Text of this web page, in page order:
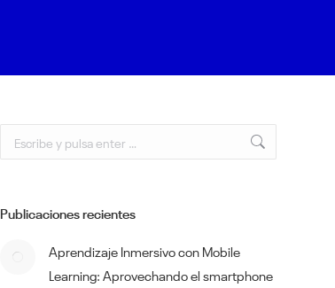
Buscar:
Publicaciones recientes
Aprendizaje Inmersivo con Mobile
Learning: Aprovechando el smartphone